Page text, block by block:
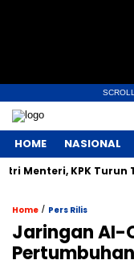
HOME NASIONAL
KPK Turun
Home / Pers Rilis
Jaringan AI-